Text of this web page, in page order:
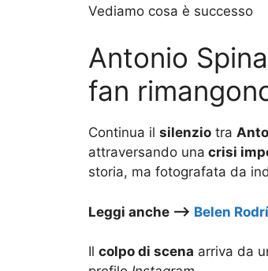
Vediamo cosa è successo
Antonio
fan
Continua il silenzio tra
attraversando una crisi
storia, ma fotografata da
Leggi anche –> Belen
Il colpo di scena arriva da